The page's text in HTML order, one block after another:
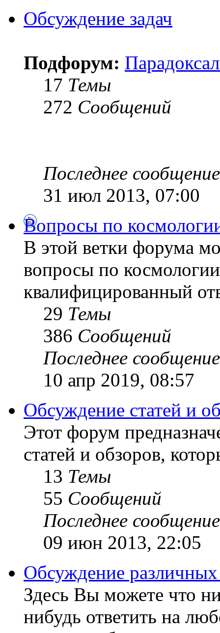
Обсуждение задач
Подфорум:
17 Темы
272 Сообщений
Последнее сообщение
31 июл 2013, 07:00
Вопросы по
В этой ветки форума
вопросы по
квалифицированный
29 Темы
386 Сообщений
Последнее сообщение
10 апр 2019, 08:57
Обсуждение статей и
Этот форум
статей и обзоров,
13 Темы
55 Сообщений
Последнее сообщение
09 июн 2013, 22:05
Обсуждение
Здесь Вы можете что
нибудь ответить на